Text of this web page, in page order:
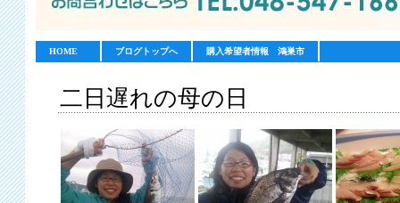
HOME ブログトップへ 購入希望者情報 鴻巣市
二日遅れの母の日